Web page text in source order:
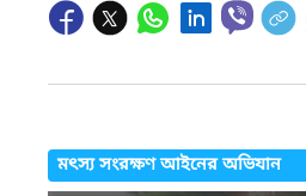
মৎস্য সংরক্ষণ আইনের অভিযান